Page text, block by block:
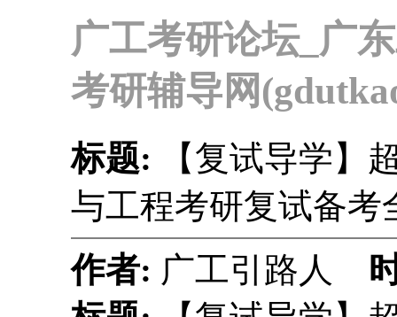
广工考研论坛_广
考研辅导网
标题:
【复试导学】
与工程考研复试备
作者: 广工引路人